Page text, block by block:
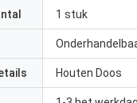
1 stuk
Houten Doos